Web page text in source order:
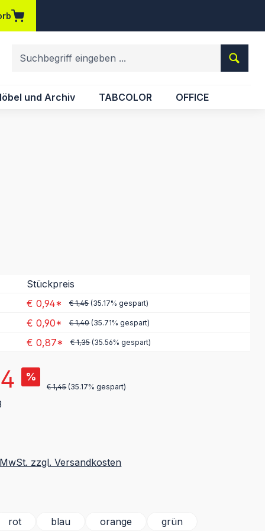
Merkzettel
und Archiv TABCOLOR OFFICE
Stückpreis
€ 0,94* € 1,45 (35.17% gespart)
€ 0,90* € 1,40 (35.71% gespart)
€ 0,87* € 1,35 (35.56% gespart)
%
€ 1,45 (35.17% gespart)
zzgl. Versandkosten
rot blau orange grün